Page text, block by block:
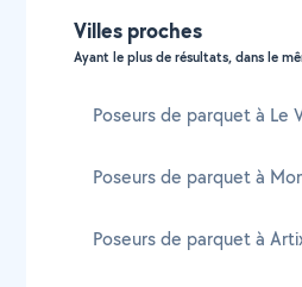
Villes proches
Ayant le plus de résultats, dans le
Poseurs de parquet à Le
Poseurs de parquet à
Poseurs de parquet à